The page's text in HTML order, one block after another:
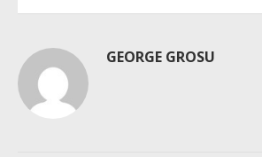
GEORGE GROSU